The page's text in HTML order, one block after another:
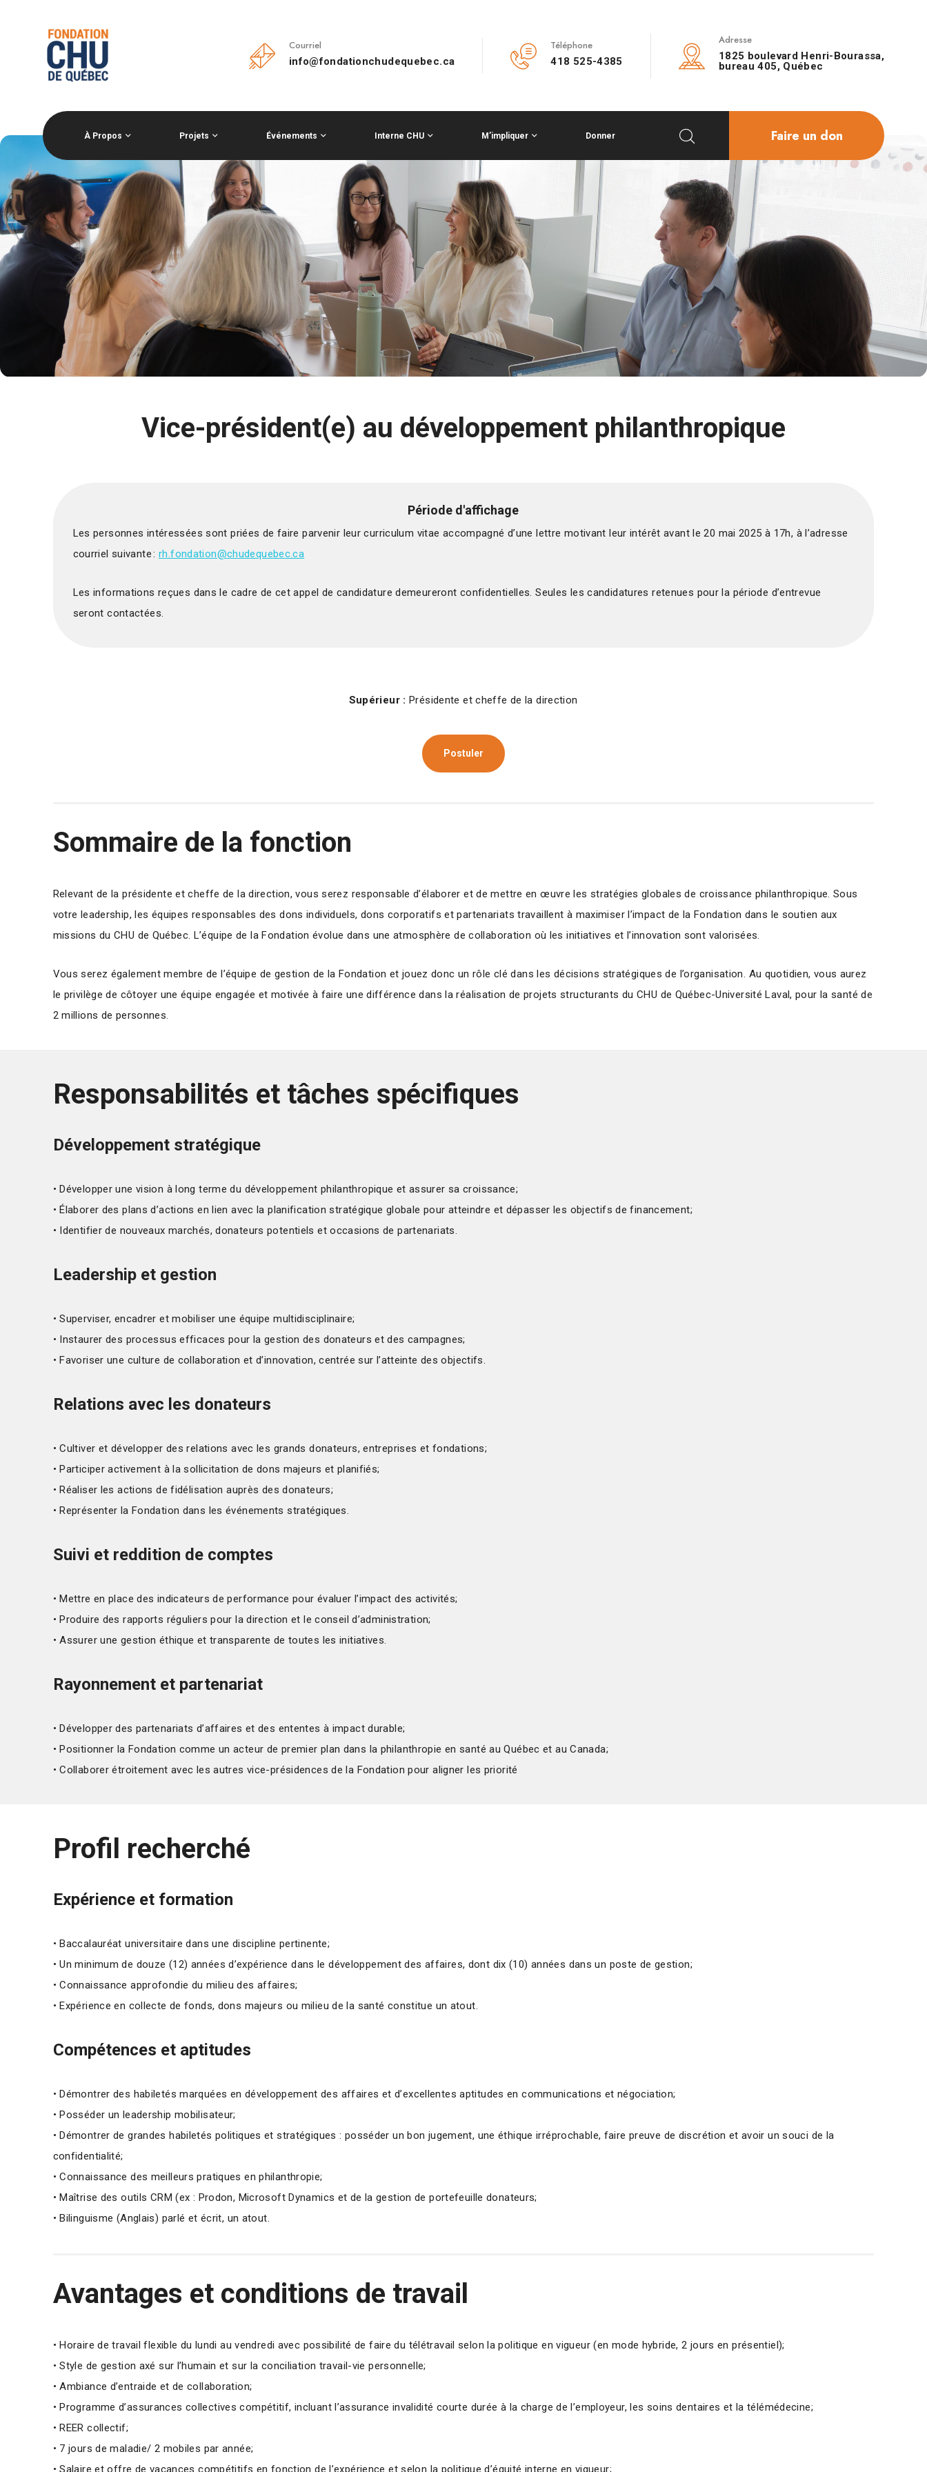
Courriel
info@fondationchudequebec.ca
Téléphone
418 525-4385
Adresse
1825 boulevard Henri-Bourassa,
bureau 405, Québec
À Propos Projets Événements Interne CHU M’impliquer Donner Faire un don
Vice-président(e) au développement philanthropique
Période d'affichage
Les personnes intéressées sont priées de faire parvenir leur curriculum vitae accompagné d’une lettre motivant leur intérêt avant le 20 mai 2025 à 17h, à l’adresse
courriel suivante : rh.fondation@chudequebec.ca
Les informations reçues dans le cadre de cet appel de candidature demeureront confidentielles. Seules les candidatures retenues pour la période d’entrevue
seront contactées.
Supérieur : Présidente et cheffe de la direction
Postuler
Sommaire de la fonction
Relevant de la présidente et cheffe de la direction, vous serez responsable d’élaborer et de mettre en œuvre les stratégies globales de croissance philanthropique. Sous
votre leadership, les équipes responsables des dons individuels, dons corporatifs et partenariats travaillent à maximiser l’impact de la Fondation dans le soutien aux
missions du CHU de Québec. L’équipe de la Fondation évolue dans une atmosphère de collaboration où les initiatives et l’innovation sont valorisées.
Vous serez également membre de l’équipe de gestion de la Fondation et jouez donc un rôle clé dans les décisions stratégiques de l’organisation. Au quotidien, vous aurez
le privilège de côtoyer une équipe engagée et motivée à faire une différence dans la réalisation de projets structurants du CHU de Québec-Université Laval, pour la santé de
2 millions de personnes.
Responsabilités et tâches spécifiques
Développement stratégique
• Développer une vision à long terme du développement philanthropique et assurer sa croissance;
• Élaborer des plans d’actions en lien avec la planification stratégique globale pour atteindre et dépasser les objectifs de financement;
• Identifier de nouveaux marchés, donateurs potentiels et occasions de partenariats.
Leadership et gestion
• Superviser, encadrer et mobiliser une équipe multidisciplinaire;
• Instaurer des processus efficaces pour la gestion des donateurs et des campagnes;
• Favoriser une culture de collaboration et d’innovation, centrée sur l’atteinte des objectifs.
Relations avec les donateurs
• Cultiver et développer des relations avec les grands donateurs, entreprises et fondations;
• Participer activement à la sollicitation de dons majeurs et planifiés;
• Réaliser les actions de fidélisation auprès des donateurs;
• Représenter la Fondation dans les événements stratégiques.
Suivi et reddition de comptes
• Mettre en place des indicateurs de performance pour évaluer l’impact des activités;
• Produire des rapports réguliers pour la direction et le conseil d’administration;
• Assurer une gestion éthique et transparente de toutes les initiatives.
Rayonnement et partenariat
• Développer des partenariats d’affaires et des ententes à impact durable;
• Positionner la Fondation comme un acteur de premier plan dans la philanthropie en santé au Québec et au Canada;
• Collaborer étroitement avec les autres vice-présidences de la Fondation pour aligner les priorité
Profil recherché
Expérience et formation
• Baccalauréat universitaire dans une discipline pertinente;
• Un minimum de douze (12) années d’expérience dans le développement des affaires, dont dix (10) années dans un poste de gestion;
• Connaissance approfondie du milieu des affaires;
• Expérience en collecte de fonds, dons majeurs ou milieu de la santé constitue un atout.
Compétences et aptitudes
• Démontrer des habiletés marquées en développement des affaires et d’excellentes aptitudes en communications et négociation;
• Posséder un leadership mobilisateur;
• Démontrer de grandes habiletés politiques et stratégiques : posséder un bon jugement, une éthique irréprochable, faire preuve de discrétion et avoir un souci de la
confidentialité;
• Connaissance des meilleurs pratiques en philanthropie;
• Maîtrise des outils CRM (ex : Prodon, Microsoft Dynamics et de la gestion de portefeuille donateurs;
• Bilinguisme (Anglais) parlé et écrit, un atout.
Avantages et conditions de travail
• Horaire de travail flexible du lundi au vendredi avec possibilité de faire du télétravail selon la politique en vigueur (en mode hybride, 2 jours en présentiel);
• Style de gestion axé sur l’humain et sur la conciliation travail-vie personnelle;
• Ambiance d’entraide et de collaboration;
• Programme d’assurances collectives compétitif, incluant l’assurance invalidité courte durée à la charge de l’employeur, les soins dentaires et la télémédecine;
• REER collectif;
• 7 jours de maladie/ 2 mobiles par année;
• Salaire et offre de vacances compétitifs en fonction de l’expérience et selon la politique d’équité interne en vigueur;